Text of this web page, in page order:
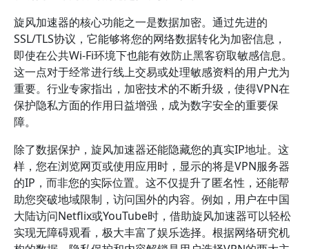
旋风加速器的核心功能之一是数据加密。通过先进的
SSL/TLS协议，它能够将您的网络数据转化为加密信息，
即使在公共Wi-Fi环境下也能有效防止黑客窃取敏感信息。
这一点对于经常进行线上交易或处理敏感资料的用户尤为
重要。行业专家指出，加密技术的不断升级，使得VPN在
保护隐私方面的作用日益增强，成为数字安全的重要保
障。
除了数据保护，旋风加速器还能隐藏您的真实IP地址。这
样，您在浏览网页或使用应用时，显示的将是VPN服务器
的IP，而非您的实际位置。这不仅提升了匿名性，还能帮
助您突破地域限制，访问国外的内容。例如，用户在中国
大陆访问Netflix或YouTube时，借助旋风加速器可以轻松
实现无障碍观看，极大丰富了娱乐选择。根据网络研究机